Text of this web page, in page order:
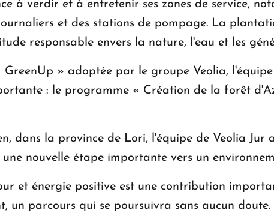
à verdir et à entretenir ses zones de service,
et des stations de pompage. La
responsable envers la nature, l'eau et les
» adoptée par le groupe Veolia,
: le programme « Création de la forêt
dans la province de Lori, l'équipe de Veolia
nouvelle étape importante vers un
et énergie positive est une contribution
un parcours qui se poursuivra sans aucun doute.